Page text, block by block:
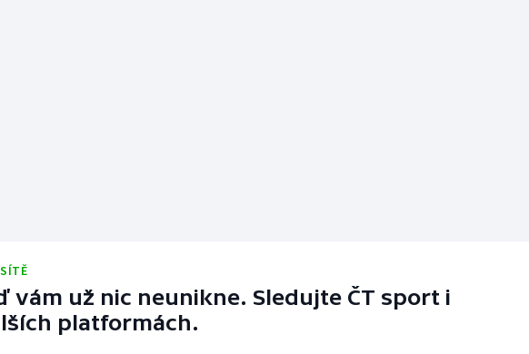
vám už nic neunikne. Sledujte ČT sport i
platformách.